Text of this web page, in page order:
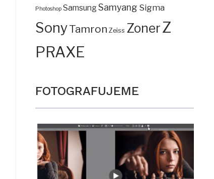
Photoshop SamsungSamyang Sigma
SonyTamron Zeiss ZonerZ
PRAXE
FOTOGRAFUJEME